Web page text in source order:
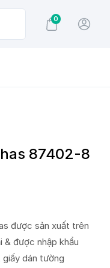
0
87402-8
được sản xuất trên
& được nhập khẩu
dán tường